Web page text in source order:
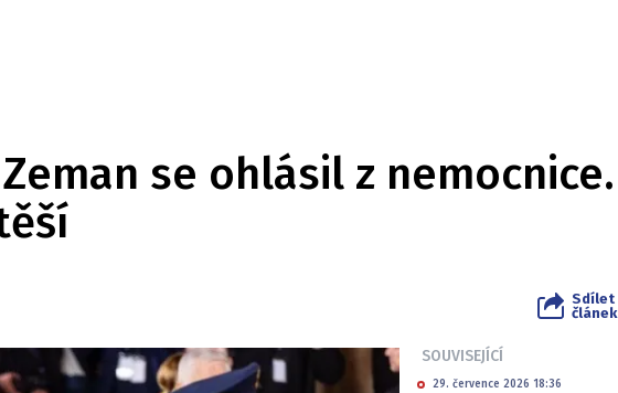
se ohlásil z nemocnice.
Sdílet
článek
SOUVISEJÍCÍ
29. července 2026 18:36